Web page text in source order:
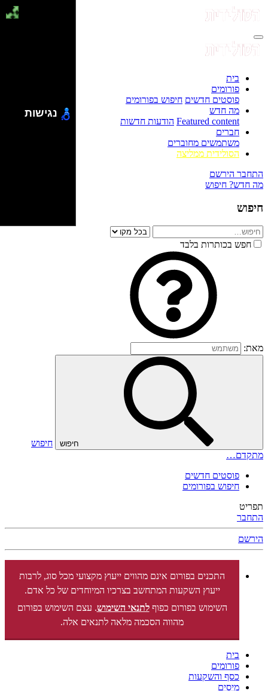
בית
פורומים
פוסטים חדשים חיפוש בפורומים
מה חדש
Featured content הודעות חדשות
חברים
משתמשים מחוברים
הסולידית ממליצה
התחבר הירשם
מה חדש? חיפוש
חיפוש
חפש בכותרות בלבד
מאת:
חיפוש
חיפוש
מתקדם…
פוסטים חדשים
חיפוש בפורומים
תפריט
התחבר
הירשם
התכנים בפורום אינם מהווים ייעוץ מקצועי מכל סוג, לרבות
ייעוץ השקעות המתחשב בצרכיו המיוחדים של כל אדם.
השימוש בפורום כפוףלתנאי השימוש. עצם השימוש בפורום
מהווה הסכמה מלאה לתנאים אלה.
בית
פורומים
כסף והשקעות
מיסים
נגישות